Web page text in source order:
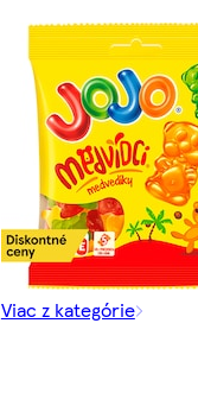
Viac z kategórie